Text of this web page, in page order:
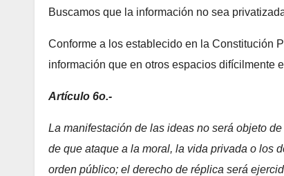
Buscamos que la información no sea
Conforme a los establecido en la Constitución
información que en otros espacios difícilmente
Artículo 6o.-
La manifestación de las ideas no será objeto
de que ataque a la moral, la vida privada o los
orden público; el derecho de réplica será